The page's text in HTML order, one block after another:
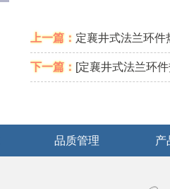
上一篇： 定襄井式法兰环件
下一篇： [定襄井式法兰环
品质管理 产